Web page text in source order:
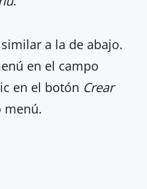
a la de abajo.
en el campo
en el botón Crear
menú.